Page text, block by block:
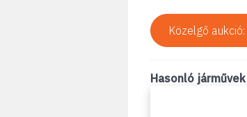
Közelgő aukció:
Hasonló járművek